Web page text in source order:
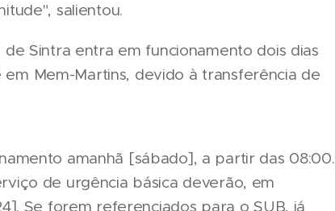
salientou.
Sintra entra em funcionamento dois dias
Mem-Martins, devido à transferência de
amanhã [sábado], a partir das 08:00.
de urgência básica deverão, em
Se forem referenciados para o SUB, já